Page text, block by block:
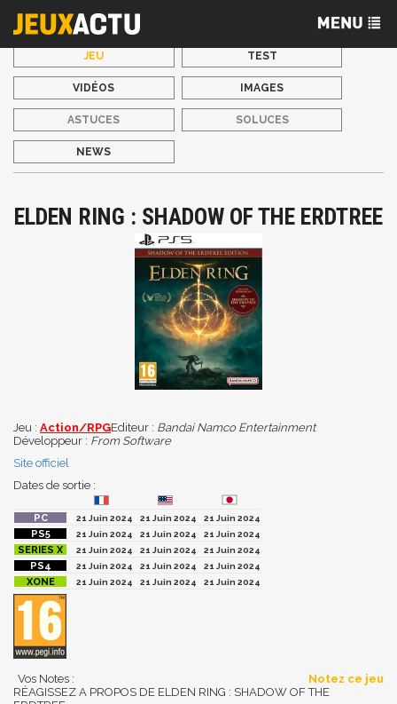
JEU TEST
VIDÉOS IMAGES
ASTUCES SOLUCES
NEWS
ELDEN RING : SHADOW OF THE ERDTREE
Jeu : Action/RPGEditeur : Bandai Namco Entertainment
Développeur : From Software
Site officiel
Dates de sortie :
21 Juin 2024 21 Juin 2024
21 Juin 2024
21 Juin 2024
21 Juin 2024
21 Juin 2024
21 Juin 2024
21 Juin 2024
21 Juin 2024
21 Juin 2024
21 Juin 2024
21 Juin 2024
21 Juin 2024
21 Juin 2024 21 Juin 2024
Vos Notes :
Notez ce jeu
RÉAGISSEZ A PROPOS DE ELDEN RING : SHADOW OF THE